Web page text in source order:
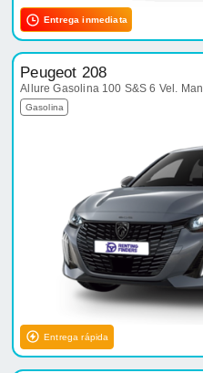
Entrega inmediata
Peugeot 208
Allure Gasolina 100 S&S 6 Vel. Man
Gasolina
Entrega rápida